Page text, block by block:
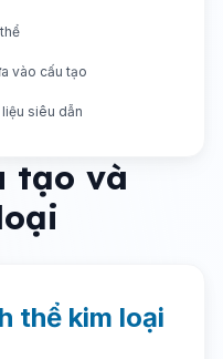
vào cấu tạo
siêu dẫn
tạo và
thể kim loại